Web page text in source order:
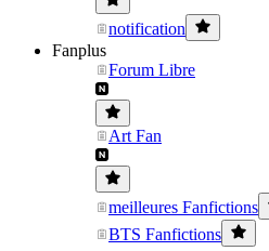
notification
Fanplus
Forum Libre
Art Fan
meilleures Fanfictions
BTS Fanfictions